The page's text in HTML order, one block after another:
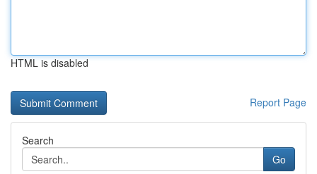
HTML is disabled
Report Page
Search
Go